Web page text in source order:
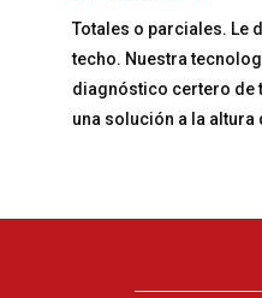
Totales o parciales. Le
techo. Nuestra
diagnóstico certero de
una solución a la altura